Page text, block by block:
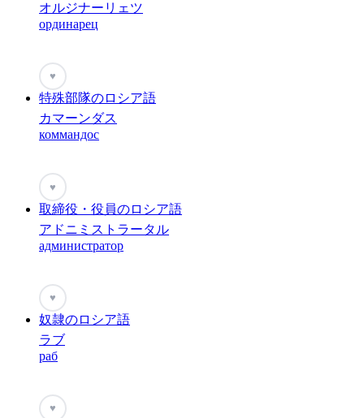
オルジナーリェツ
ординарец
♥
特殊部隊のロシア語
カマーンダス
коммандос
♥
取締役・役員のロシア語
アドニミストラータル
администратор
♥
奴隷のロシア語
ラブ
раб
♥